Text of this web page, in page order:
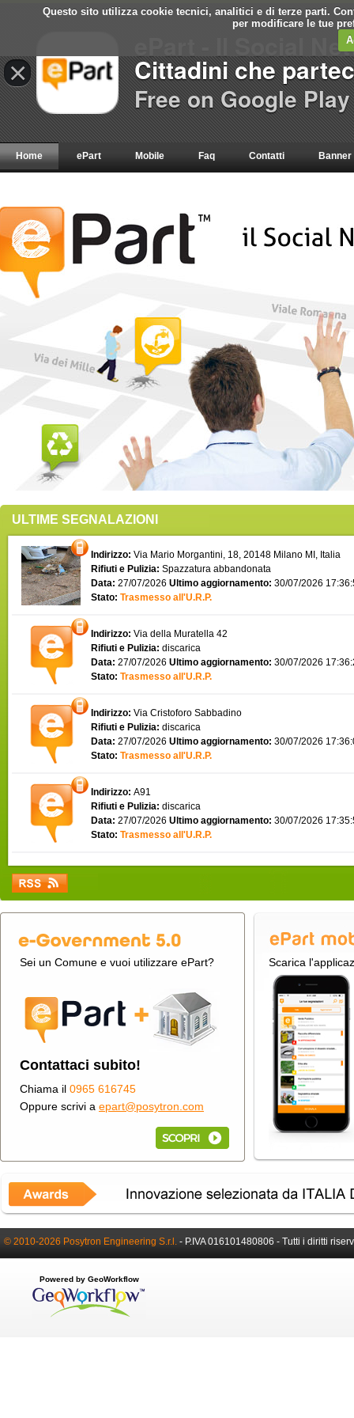
Questo sito utilizza cookie tecnici, analitici e di terze parti.
per modificare le tue
Home ePart Mobile Faq Contatti Banner
ULTIME SEGNALAZIONI
Indirizzo: Via Mario Morgantini, 18, 20148 Milano MI, Italia
Rifiuti e Pulizia: Spazzatura abbandonata
Data: 27/07/2026 Ultimo aggiornamento: 30/07/2026
Stato: Trasmesso all'U.R.P.
Indirizzo: Via della Muratella 42
Rifiuti e Pulizia: discarica
Data: 27/07/2026 Ultimo aggiornamento: 30/07/2026
Stato: Trasmesso all'U.R.P.
Indirizzo: Via Cristoforo Sabbadino
Rifiuti e Pulizia: discarica
Data: 27/07/2026 Ultimo aggiornamento: 30/07/2026
Stato: Trasmesso all'U.R.P.
Indirizzo: A91
Rifiuti e Pulizia: discarica
Data: 27/07/2026 Ultimo aggiornamento: 30/07/2026
Stato: Trasmesso all'U.R.P.
Sei un Comune e vuoi utilizzare ePart?
Contattaci subito!
Chiama il 0965 616745
Oppure scrivi a epart@posytron.com
Scarica
© 2010-2026 Posytron Engineering S.r.l. - P.IVA 016101480806 - Tutti i diritti
Powered by GeoWorkflow
×
ePart - Il Social
Cittadini che
Free on Google Play